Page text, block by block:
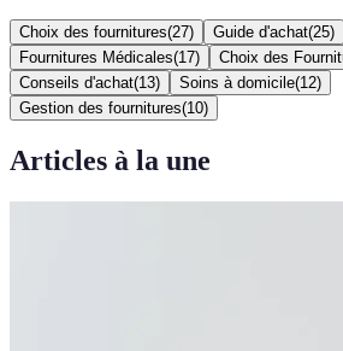
Choix des fournitures(27) Guide d'achat(25)
Fournitures Médicales(17) Choix des
Conseils d'achat(13) Soins à domicile(12)
Gestion des fournitures(10)
Articles à la une